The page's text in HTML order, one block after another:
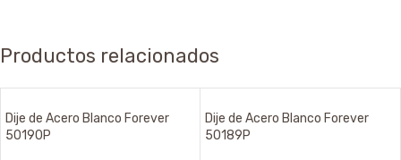
Productos relacionados
Dije de Acero Blanco Forever
50190P
Dije de Acero Blanco Forever
50189P